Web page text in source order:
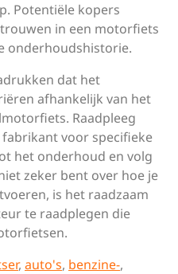
Potentiële kopers
in een motorfiets
onderhoudshistorie.
dat het
afhankelijk van het
Raadpleeg
voor specifieke
het onderhoud en volg
zeker bent over hoe je
is het raadzaam
te raadplegen die
, auto's, benzine-,